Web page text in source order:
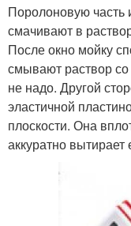
Поролоновую часть
смачивают в
После окно мойку
смывают раствор со
не надо. Другой
эластичной
плоскости. Она
аккуратно вытирает